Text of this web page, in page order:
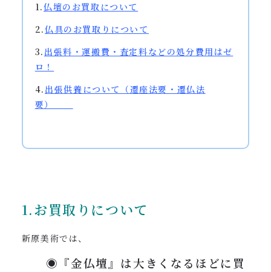
1.仏壇のお買取について
2.仏具のお買取りについて
3. 出張料・運搬費・査定料などの処分費用はゼ
ロ！
4. 出張供養 について（遷座法要・遷仏法
要）
1.お買取りについて
新原美術では、
◉『金仏壇』は大きくなるほどに買